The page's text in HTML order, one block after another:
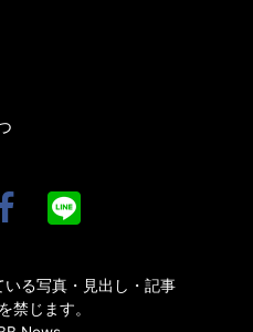
る写真・見出し・記事
禁じます。